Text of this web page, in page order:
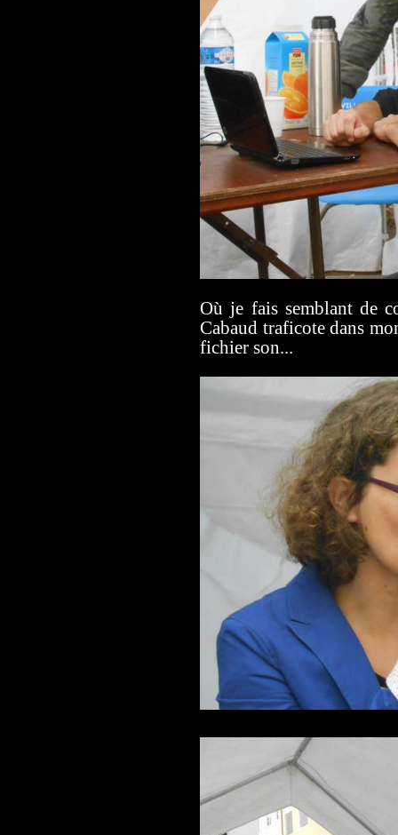
Où je fais semblant de
Cabaud traficote dans
fichier son...